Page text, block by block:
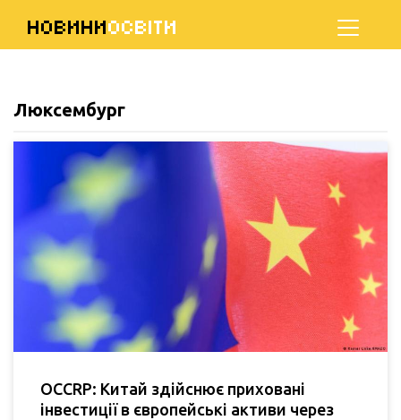
НОВИНИОСВІТИ
Люксембург
OCCRP: Китай здійснює приховані
інвестиції в європейські активи через